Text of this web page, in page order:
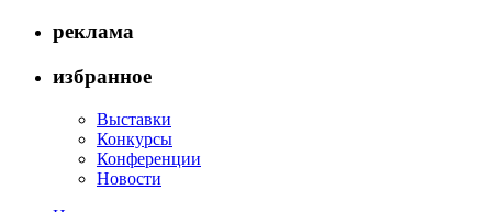
реклама
избранное
Выставки
Конкурсы
Конференции
Новости